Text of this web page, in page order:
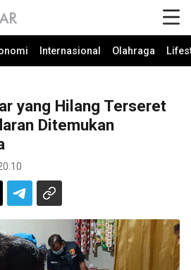
Internasional Olahraga
yang Hilang Terseret
Ditemukan